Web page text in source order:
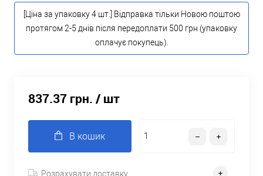
[Ціна за упаковку 4 шт.] Відправка тільки Новою поштою
протягом 2-5 днів після передоплати 500 грн (упаковку
оплачує покупець).
837.37 грн. / шт
В кошик
Розрахувати доставку